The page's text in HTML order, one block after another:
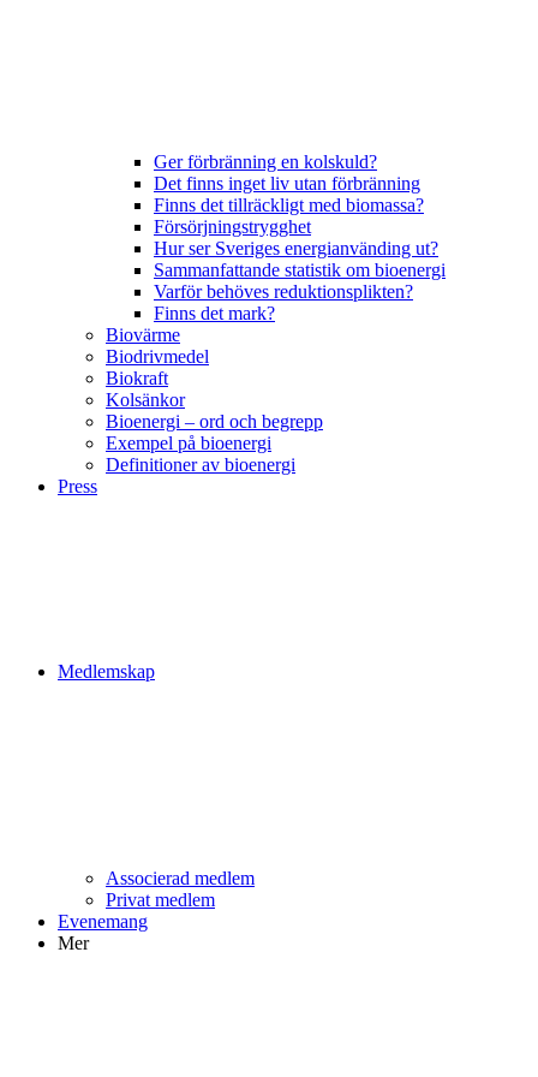
Ger förbränning en kolskuld?
Det finns inget liv utan förbränning
Finns det tillräckligt med biomassa?
Försörjningstrygghet
Hur ser Sveriges energianvänding ut?
Sammanfattande statistik om bioenergi
Varför behöves reduktionsplikten?
Finns det mark?
Biovärme
Biodrivmedel
Biokraft
Kolsänkor
Bioenergi – ord och begrepp
Exempel på bioenergi
Definitioner av bioenergi
Press
Medlemskap
Associerad medlem
Privat medlem
Evenemang
Mer